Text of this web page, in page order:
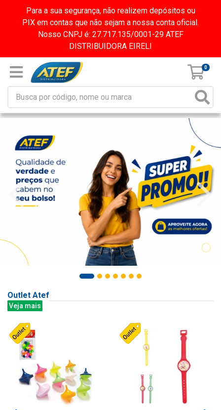
Para a sua segurança, não realizem depósitos ou
PIX em contas que não sejam a nossa conta oficial.
Nosso CNPJ é: 27.717.135/0001-29 ATEF
DISTRIBUIDORA EIRELI
0
Outlet Atef
Veja mais